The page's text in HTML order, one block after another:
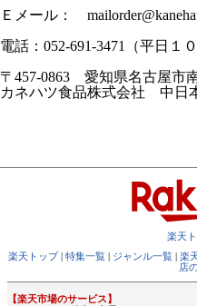
Ｅメール：
電話：052-691-3471（平日１
〒457-0863 愛知県名古屋市
カネハツ食品株式会社 中
楽天
楽天トップ| 特集一覧 | ジャンル一覧 | 楽
店
【楽天市場のサービス】